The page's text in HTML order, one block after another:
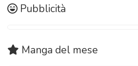
Pubblicità
Manga del mese